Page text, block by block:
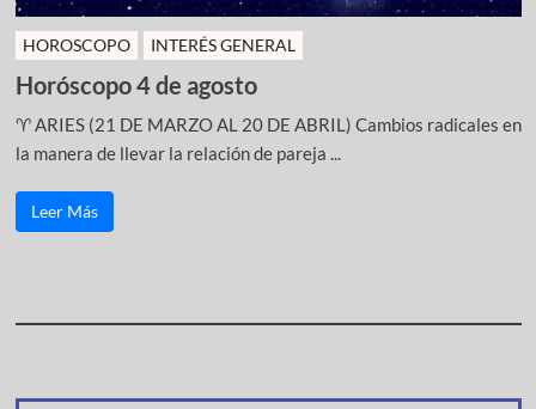
HOROSCOPO INTERÉS GENERAL
Horóscopo 4 de agosto
♈ ARIES (21 DE MARZO AL 20 DE ABRIL) Cambios radicales en
la manera de llevar la relación de pareja ...
Leer Más